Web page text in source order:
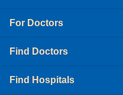
For Doctors
Find Doctors
Find Hospitals